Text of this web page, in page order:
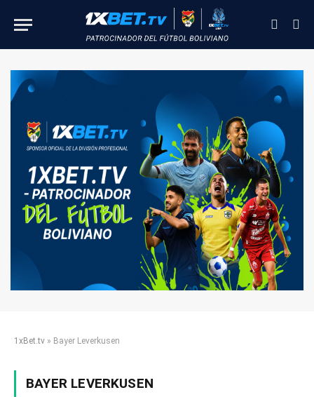
1xBet.tv » Bayer Leverkusen
BAYER LEVERKUSEN